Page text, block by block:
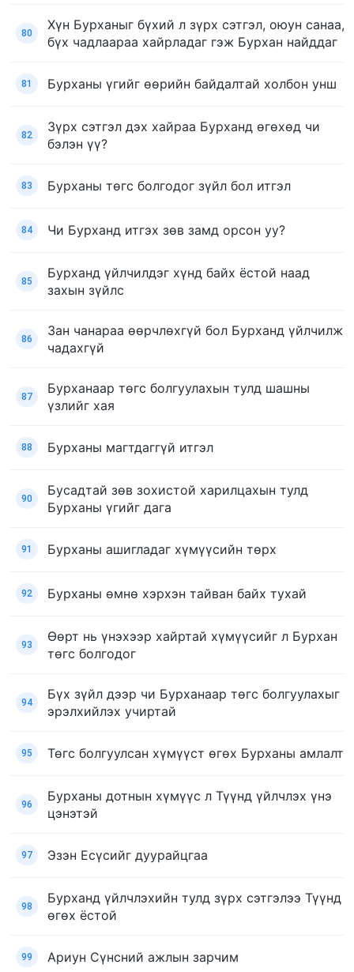
80
Хүн Бурханыг бүхий л зүрх сэтгэл, оюун санаа,
бүх чадлаараа хайрладаг гэж Бурхан найддаг
81 Бурханы үгийг өөрийн байдалтай холбон унш
82
Зүрх сэтгэл дэх хайраа Бурханд өгөхөд чи
бэлэн үү?
83 Бурханы төгс болгодог зүйл бол итгэл
84 Чи Бурханд итгэх зөв замд орсон уу?
85
Бурханд үйлчилдэг хүнд байх ёстой наад
захын зүйлс
86
Зан чанараа өөрчлөхгүй бол Бурханд үйлчилж
чадахгүй
87
Бурханаар төгс болгуулахын тулд шашны
үзлийг хая
88 Бурханы магтдаггүй итгэл
90
Бусадтай зөв зохистой харилцахын тулд
Бурханы үгийг дага
91 Бурханы ашигладаг хүмүүсийн төрх
92 Бурханы өмнө хэрхэн тайван байх тухай
93
Өөрт нь үнэхээр хайртай хүмүүсийг л Бурхан
төгс болгодог
94
Бүх зүйл дээр чи Бурханаар төгс болгуулахыг
эрэлхийлэх учиртай
95 Төгс болгуулсан хүмүүст өгөх Бурханы амлалт
96
Бурханы дотнын хүмүүс л Түүнд үйлчлэх үнэ
цэнэтэй
97 Эзэн Есүсийг дуурайцгаа
98
Бурханд үйлчлэхийн тулд зүрх сэтгэлээ Түүнд
өгөх ёстой
99 Ариун Cүнсний ажлын зарчим